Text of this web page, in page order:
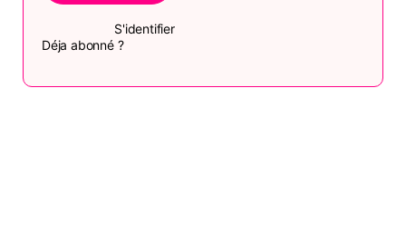
Déja abonné ?
S'identifier